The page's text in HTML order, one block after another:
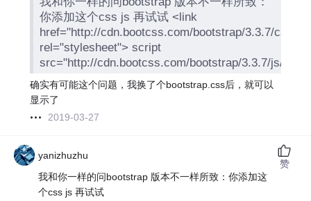
你添加这个css js 再试试 <link
href="http://cdn.bootcss.com/bootstrap/3.3.7/css/
rel="stylesheet"> script
src="http://cdn.bootcss.com/bootstrap/3.3.7/js/
确实有可能这个问题，我换了个bootstrap.css后，就可以
显示了
2019-03-27
yanizhuzhu
我和你一样的问bootstrap 版本不一样所致：你添加这
个css js 再试试
赞